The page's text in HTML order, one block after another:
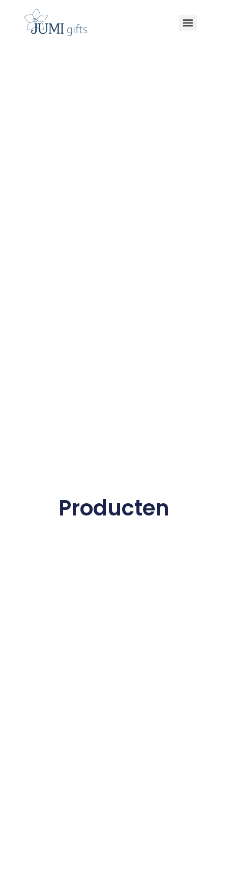
Producten